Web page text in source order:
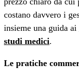
costano davvero i
insieme una guida ai
studi medici.
Le pratiche